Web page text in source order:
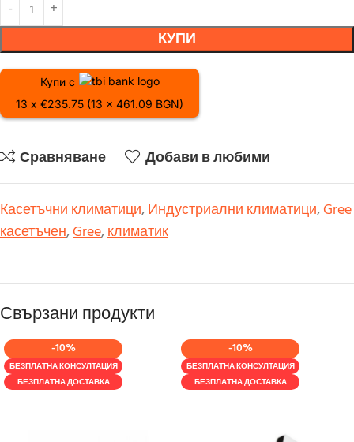
КУПИ
Купи с
13 x €235.75 (13 x 461.09 BGN)
Сравняване Добави в любими
Касетъчни климатици,Индустриални климатици,Gree
касетъчен,Gree,климатик
Свързани продукти
-10%
БЕЗПЛАТНА КОНСУЛТАЦИЯ
БЕЗПЛАТНА ДОСТАВКА
-10%
БЕЗПЛАТНА КОНСУЛТАЦИЯ
БЕЗПЛАТНА ДОСТАВКА